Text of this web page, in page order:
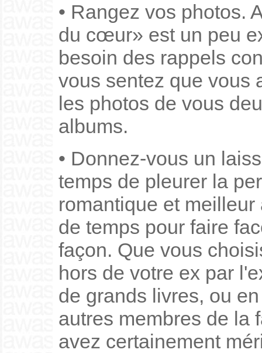
• Rangez vos photos.
du cœur» est un peu
besoin des rappels
vous sentez que vous
les photos de vous
albums.
• Donnez-vous un
temps de pleurer la
romantique et
de temps pour faire
façon. Que vous
hors de votre ex par
de grands livres, ou
autres membres de la
avez certainement